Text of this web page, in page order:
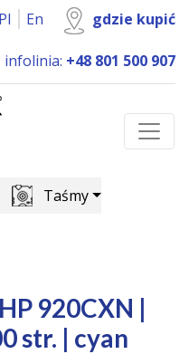
Pl En gdzie kupić
infolinia: +48 801 500 907
Taśmy
920CXN |
str. | cyan